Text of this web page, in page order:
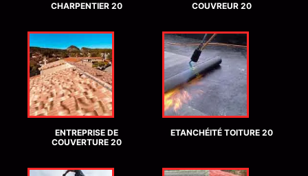
CHARPENTIER 20 COUVREUR 20
ENTREPRISE DE
COUVERTURE 20
ETANCHÉITÉ TOITURE 20